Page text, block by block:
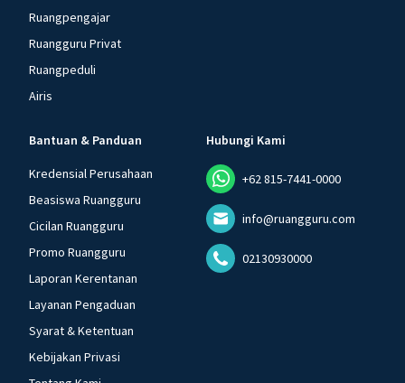
Ruangpengajar
Ruangguru Privat
Ruangpeduli
Airis
Bantuan & Panduan
Kredensial Perusahaan
Beasiswa Ruangguru
Cicilan Ruangguru
Promo Ruangguru
Laporan Kerentanan
Layanan Pengaduan
Syarat & Ketentuan
Kebijakan Privasi
Hubungi Kami
+62 815-7441-0000
info@ruangguru.com
02130930000